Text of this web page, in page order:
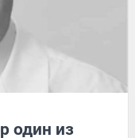
один из